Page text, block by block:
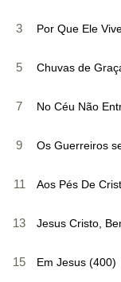
3 Por Que Ele
5 Chuvas de
7 No Céu Não
9 Os Guerreiros
11 Aos Pés De
13 Jesus Cristo,
15 Em Jesus (400)